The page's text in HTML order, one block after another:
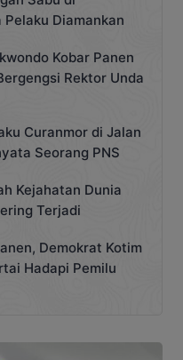
Pelaku Diamankan
Kobar Panen
Rektor Unda
Curanmor di Jalan
Seorang PNS
Kejahatan Dunia
Terjadi
Demokrat Kotim
Hadapi Pemilu